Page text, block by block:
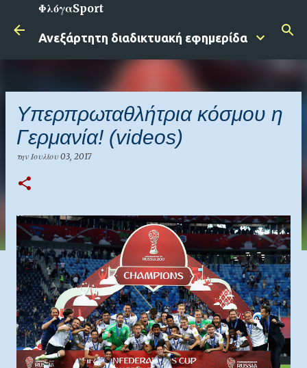
Μετάβαση στο κύριο περιεχόμενο
ΦλόγαSport
Ανεξάρτητη διαδικτυακή εφημερίδα
Υπερπρωταθλήτρια κόσμου η
Γερμανία! (videos)
την Ιουλίου 03, 2017